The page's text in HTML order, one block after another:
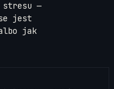
stresu —
jest
jak